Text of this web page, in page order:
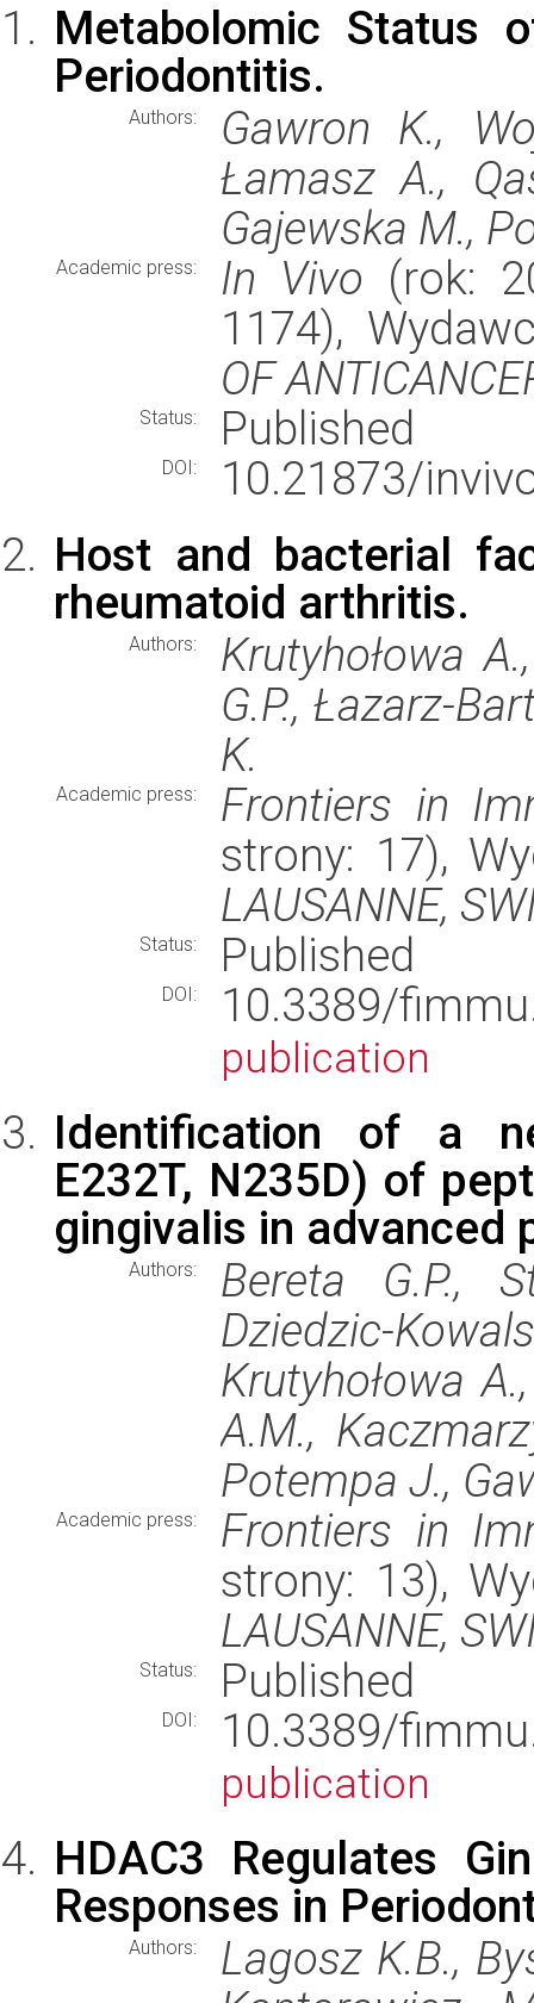
Metabolomic Status
Periodontitis.
Authors:
Gawron K.,
Łamasz A.,
Gajewska M.,
Academic press: In Vivo (rok:
1174),
OF
Status: Published
DOI:
10.21873/
Host and bacterial
rheumatoid arthritis.
Authors:
Krutyhołowa
G.P., Łazarz-
K.
Academic press:
Frontiers in
strony: 17),
LAUSANNE,
Status: Published
DOI: 10.3389/
publication
Identification of a
E232T, N235D) of
gingivalis in advanced
Authors:
Bereta G.P.,
Dziedzic-
Krutyhołowa
A.M.,
Potempa J.,
Academic press:
Frontiers in
strony: 13),
LAUSANNE,
Status: Published
DOI: 10.3389/
publication
HDAC3 Regulates
Responses in
Authors:
Lagosz K.B.,